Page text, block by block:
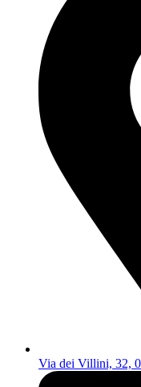
Via dei Villini, 32,